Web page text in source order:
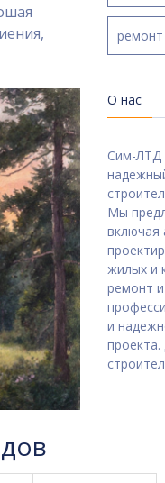
ремонт
О нас
Сим-ЛТД
Мы
включая
жилых и
ремонт
и